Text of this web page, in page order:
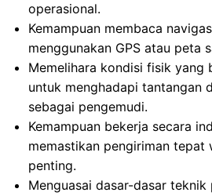
operasional.
Kemampuan membaca
menggunakan GPS atau peta
Memelihara kondisi fisik yang
untuk menghadapi tantangan
sebagai pengemudi.
Kemampuan bekerja secara
memastikan pengiriman tepat
penting.
Menguasai dasar-dasar teknik